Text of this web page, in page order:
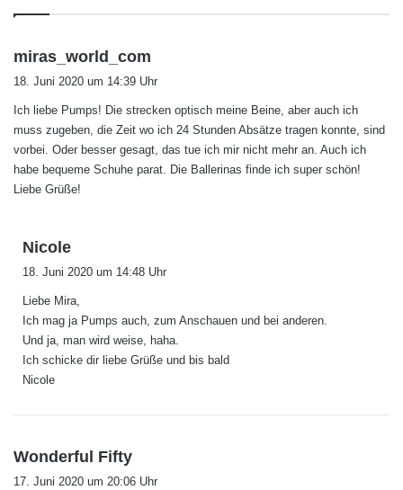
miras_world_com
t
:
18. Juni 2020 um 14:39 Uhr
Ich liebe Pumps! Die strecken optisch meine Beine, aber auch ich
muss zugeben, die Zeit wo ich 24 Stunden Absätze tragen konnte, sind
vorbei. Oder besser gesagt, das tue ich mir nicht mehr an. Auch ich
habe bequeme Schuhe parat. Die Ballerinas finde ich super schön!
Liebe Grüße!
Nicole
a
t
:
18. Juni 2020 um 14:48 Uhr
Liebe Mira,
Ich mag ja Pumps auch, zum Anschauen und bei anderen.
Und ja, man wird weise, haha.
Ich schicke dir liebe Grüße und bis bald
Nicole
Wonderful Fifty
a
17. Juni 2020 um 20:06 Uhr